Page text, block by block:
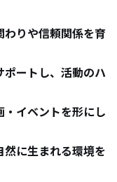
りや信頼関係を育
ートし、活動のハ
イベントを形にし
に生まれる環境を